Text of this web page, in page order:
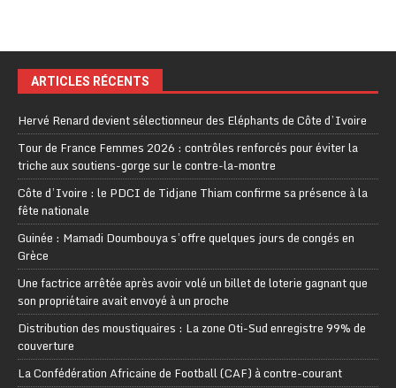
ARTICLES RÉCENTS
Hervé Renard devient sélectionneur des Eléphants de Côte d’Ivoire
Tour de France Femmes 2026 : contrôles renforcés pour éviter la
triche aux soutiens-gorge sur le contre-la-montre
Côte d’Ivoire : le PDCI de Tidjane Thiam confirme sa présence à la
fête nationale
Guinée : Mamadi Doumbouya s’offre quelques jours de congés en
Grèce
Une factrice arrêtée après avoir volé un billet de loterie gagnant que
son propriétaire avait envoyé à un proche
Distribution des moustiquaires : La zone Oti-Sud enregistre 99% de
couverture
La Confédération Africaine de Football (CAF) à contre-courant